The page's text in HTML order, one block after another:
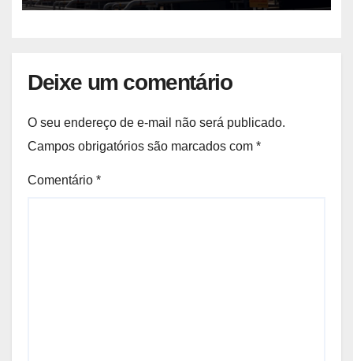
Deixe um comentário
O seu endereço de e-mail não será publicado.
Campos obrigatórios são marcados com *
Comentário *